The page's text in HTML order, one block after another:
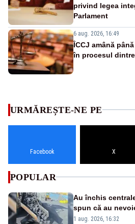
privind legea
Parlament
6 aug. 2026, 16:49
ÎCCJ amână
în procesul
URMĂREȘTE-NE PE
Facebook X
POPULAR
Au închis
spun că au
pasează vina în
1 aug. 2026, 16:32